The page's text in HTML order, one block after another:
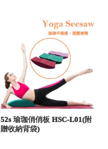
52s 瑜珈俏俏板 HSC-L01(附
贈收納背袋)